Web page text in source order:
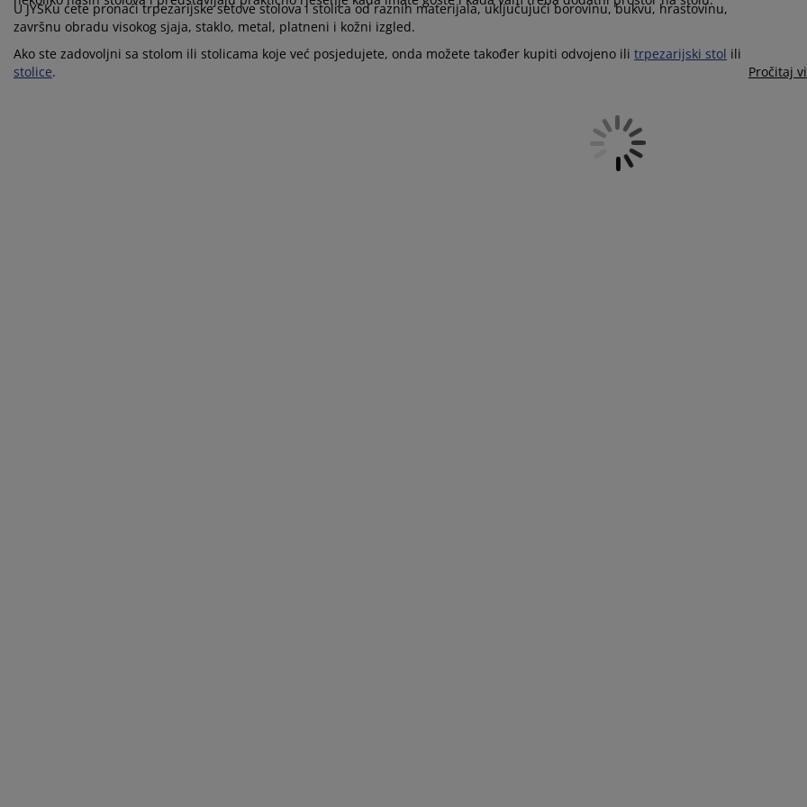
kreveta
kreveta sa spremnikom
namještaja
rasvjeta
potrepštine
U JYSKu ćete pronaći trpezarijske setove stolova i stolica od raznih materijala, uključujući borovinu, bukvu, hrastovinu,
završnu obradu visokog sjaja, staklo, metal, platneni i kožni izgled.
Ako ste zadovoljni sa stolom ili stolicama koje već posjedujete, onda možete također kupiti odvojeno ili trpezarijski stol ili
stolice. Pročitaj